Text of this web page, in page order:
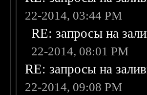
22-2014, 03:44 PM
RE: запросы на
22-2014, 08:01 PM
RE: запросы на
22-2014, 09:08 PM